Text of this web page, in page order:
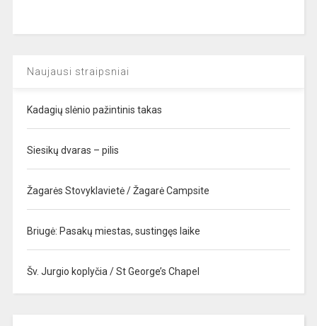
Naujausi straipsniai
Kadagių slėnio pažintinis takas
Siesikų dvaras – pilis
Žagarės Stovyklavietė / Žagarė Campsite
Briugė: Pasakų miestas, sustingęs laike
Šv. Jurgio koplyčia / St George’s Chapel